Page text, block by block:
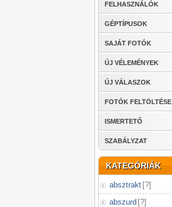
FELHASZNÁLÓK
GÉPTÍPUSOK
SAJÁT FOTÓK
ÚJ VÉLEMÉNYEK
ÚJ VÁLASZOK
FOTÓK FELTÖLTÉSE
ISMERTETŐ
SZABÁLYZAT
KATEGÓRIÁK
absztrakt [?]
abszurd [?]